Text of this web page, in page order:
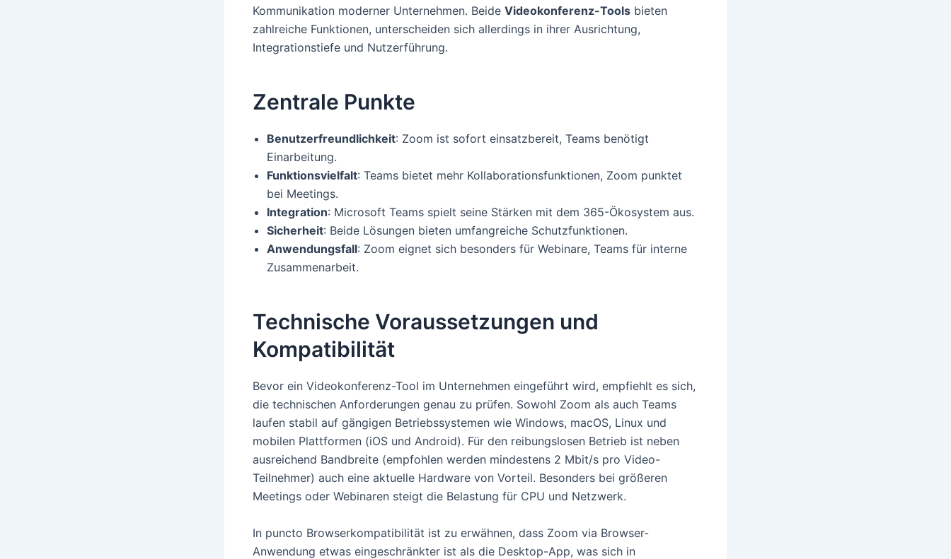
Kommunikation moderner Unternehmen. Beide Videokonferenz-Tools bieten
zahlreiche Funktionen, unterscheiden sich allerdings in ihrer Ausrichtung,
Integrationstiefe und Nutzerführung.
Zentrale Punkte
Benutzerfreundlichkeit: Zoom ist sofort einsatzbereit, Teams benötigt
Einarbeitung.
Funktionsvielfalt: Teams bietet mehr Kollaborationsfunktionen, Zoom punktet
bei Meetings.
Integration: Microsoft Teams spielt seine Stärken mit dem 365-Ökosystem aus.
Sicherheit: Beide Lösungen bieten umfangreiche Schutzfunktionen.
Anwendungsfall: Zoom eignet sich besonders für Webinare, Teams für interne
Zusammenarbeit.
Technische Voraussetzungen und
Kompatibilität
Bevor ein Videokonferenz-Tool im Unternehmen eingeführt wird, empfiehlt es sich,
die technischen Anforderungen genau zu prüfen. Sowohl Zoom als auch Teams
laufen stabil auf gängigen Betriebssystemen wie Windows, macOS, Linux und
mobilen Plattformen (iOS und Android). Für den reibungslosen Betrieb ist neben
ausreichend Bandbreite (empfohlen werden mindestens 2 Mbit/s pro Video-
Teilnehmer) auch eine aktuelle Hardware von Vorteil. Besonders bei größeren
Meetings oder Webinaren steigt die Belastung für CPU und Netzwerk.
In puncto Browserkompatibilität ist zu erwähnen, dass Zoom via Browser-
Anwendung etwas eingeschränkter ist als die Desktop-App, was sich in